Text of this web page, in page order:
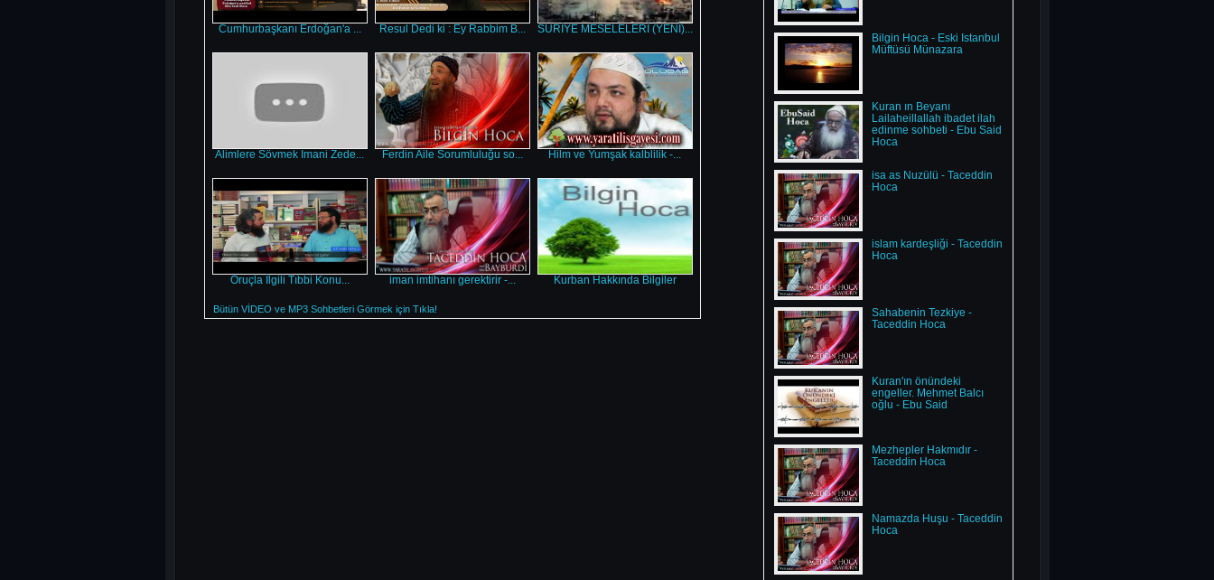
Cumhurbaşkanı Erdoğan'a ... Resul Dedi ki : Ey Rabbim B... SURİYE MESELELERİ (YENİ)...
Alimlere Sövmek Imani Zede... Ferdin Aile Sorumluluğu so... Hilm ve Yumşak kalblilik -...
Oruçla İlgili Tıbbi Konu... iman imtihanı gerektirir -... Kurban Hakkında Bilgiler
Bütün VİDEO ve MP3 Sohbetleri Görmek için Tıkla!
Bilgin Hoca - Eski İstanbul
Müftüsü Münazara
Kuran ın Beyanı
Lailaheillallah ibadet ilah
edinme sohbeti - Ebu Said
Hoca
isa as Nuzülü - Taceddin
Hoca
islam kardeşliği - Taceddin
Hoca
Sahabenin Tezkiye -
Taceddin Hoca
Kuran'ın önündeki
engeller. Mehmet Balcı
oğlu - Ebu Said
Mezhepler Hakmıdır -
Taceddin Hoca
Namazda Huşu - Taceddin
Hoca